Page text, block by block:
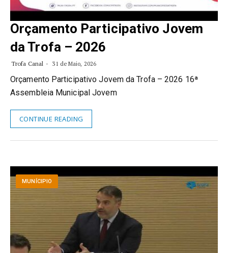
Orçamento Participativo Jovem
da Trofa – 2026
Trofa Canal 31 de Maio, 2026
Orçamento Participativo Jovem da Trofa – 2026 16ª
Assembleia Municipal Jovem
CONTINUE READING
MUNÍCIPIO